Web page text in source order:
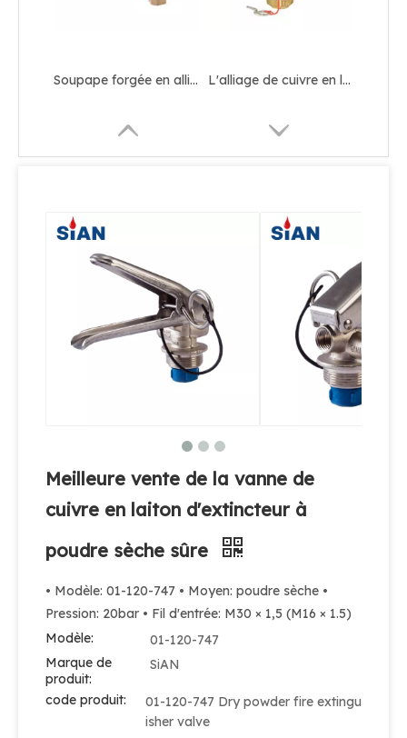
Soupape d'extincteur Chine Ningbo FUHUA Usine de soupape Laiton/Alliage de cuivre Soupape forgée pour extincteur à poudre sèche Soupape d'incendie portative à poudre sèche sans boule de protection
Vanne d'extincteur à poudre sèche portable en laiton Soupape forgée en alliage de cuivre en laiton fiable pour extincteur à CO2
Meilleure vente de la vanne de
cuivre en laiton d'extincteur à
poudre sèche sûre
• Modèle: 01-120-747 • Moyen: poudre sèche •
Pression: 20bar • Fil d'entrée: M30 × 1,5 (M16 × 1.5)
Modèle:
01-120-747
Marque de
produit:
SiAN
code produit:
01-120-747 Dry powder fire extingu
isher valve